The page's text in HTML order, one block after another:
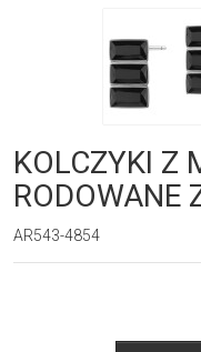
KOLCZYKI Z
RODOWANE
AR543-4854